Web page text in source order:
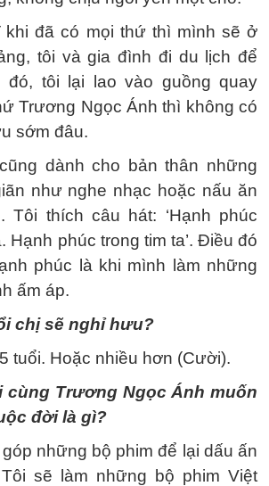
khi đã có mọi thứ thì mình sẽ ở
tôi và gia đình đi du lịch để
đó, tôi lại lao vào guồng quay
Trương Ngọc Ánh thì không có
sớm đâu.
dành cho bản thân những
như nghe nhạc hoặc nấu ăn
Tôi thích câu hát: ‘Hạnh phúc
Hạnh phúc trong tim ta’. Điều đó
phúc là khi mình làm những
ấm áp.
chị sẽ nghỉ hưu?
tuổi. Hoặc nhiều hơn (Cười).
cùng Trương Ngọc Ánh muốn
đời là gì?
những bộ phim để lại dấu ấn
sẽ làm những bộ phim Việt